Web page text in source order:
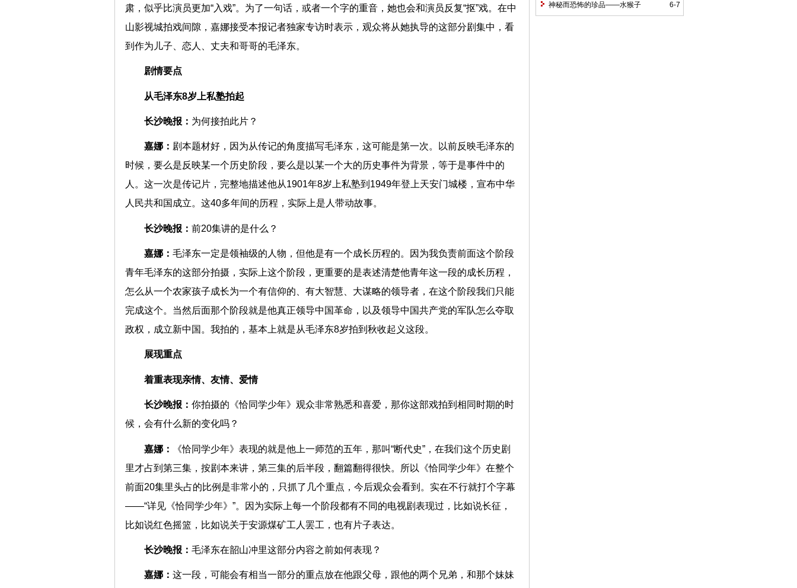
肃，似乎比演员更加“入戏”。为了一句话，或者一个字的重音，她也会和演员反复“抠”戏。在中
山影视城拍戏间隙，嘉娜接受本报记者独家专访时表示，观众将从她执导的这部分剧集中，看
到作为儿子、恋人、丈夫和哥哥的毛泽东。
剧情要点
从毛泽东8岁上私塾拍起
长沙晚报： 为何接拍此片？
嘉娜： 剧本题材好，因为从传记的角度描写毛泽东，这可能是第一次。以前反映毛泽东的
时候，要么是反映某一个历史阶段，要么是以某一个大的历史事件为背景，等于是事件中的
人。这一次是传记片，完整地描述他从1901年8岁上私塾到1949年登上天安门城楼，宣布中华
人民共和国成立。这40多年间的历程，实际上是人带动故事。
长沙晚报： 前20集讲的是什么？
嘉娜： 毛泽东一定是领袖级的人物，但他是有一个成长历程的。因为我负责前面这个阶段
青年毛泽东的这部分拍摄，实际上这个阶段，更重要的是表述清楚他青年这一段的成长历程，
怎么从一个农家孩子成长为一个有信仰的、有大智慧、大谋略的领导者，在这个阶段我们只能
完成这个。当然后面那个阶段就是他真正领导中国革命，以及领导中国共产党的军队怎么夺取
政权，成立新中国。我拍的，基本上就是从毛泽东8岁拍到秋收起义这段。
展现重点
着重表现亲情、友情、爱情
长沙晚报： 你拍摄的《恰同学少年》观众非常熟悉和喜爱，那你这部戏拍到相同时期的时
候，会有什么新的变化吗？
嘉娜：
《恰同学少年》表现的就是他上一师范的五年，那叫“断代史”，在我们这个历史剧
里才占到第三集，按剧本来讲，第三集的后半段，翻篇翻得很快。所以《恰同学少年》在整个
前面20集里头占的比例是非常小的，只抓了几个重点，今后观众会看到。实在不行就打个字幕
——“详见《恰同学少年》”。因为实际上每一个阶段都有不同的电视剧表现过，比如说长征，
比如说红色摇篮，比如说关于安源煤矿工人罢工，也有片子表达。
长沙晚报： 毛泽东在韶山冲里这部分内容之前如何表现？
嘉娜： 这一段，可能会有相当一部分的重点放在他跟父母，跟他的两个兄弟，和那个妹妹
6-7
神秘而恐怖的珍品——水猴子